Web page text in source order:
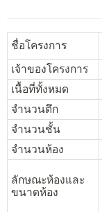
ชื่อโครงการ
เจ้าของโครงการ
เนื้อที่ทั้งหมด
จำนวนตึก
จำนวนชั้น
จำนวนห้อง
ลักษณะห้องและ
ขนาดห้อง